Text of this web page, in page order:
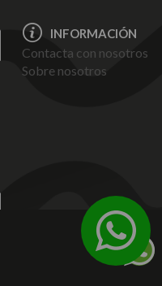
INFORMACIÓN
Contacta con nosotros
Sobre nosotros